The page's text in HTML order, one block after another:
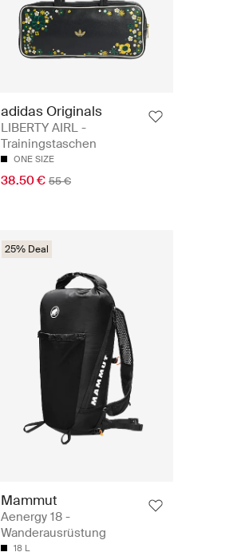
adidas Originals
LIBERTY AIRL -
Trainingstaschen
ONE SIZE
38.50 € 55 €
25% Deal
Mammut
Aenergy 18 -
Wanderausrüstung
18 L